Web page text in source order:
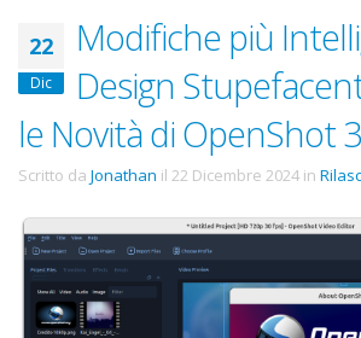
22
Dic
Modifiche più
Design
le Novità di OpenShot
Scritto da Jonathan il 22 Dicembre 2024 in